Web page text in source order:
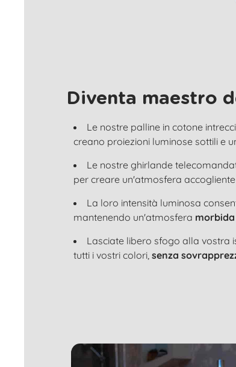
Diventa maestro
Le nostre palline in cotone
creano proiezioni luminose sottili e
Le nostre ghirlande
per creare un'atmosfera
La loro intensità luminosa
mantenendo un'atmosfera morbida
Lasciate libero sfogo alla vostra
tutti i vostri colori, senza